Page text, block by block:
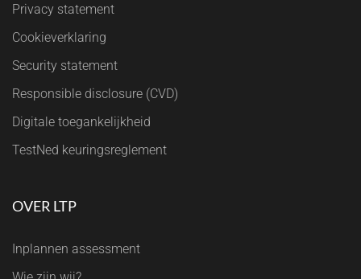
Privacy statement
Cookieverklaring
Security statement
Responsible disclosure (CVD)
Digitale toegankelijkheid
TestNed keuringsreglement
OVER LTP
Inplannen assessment